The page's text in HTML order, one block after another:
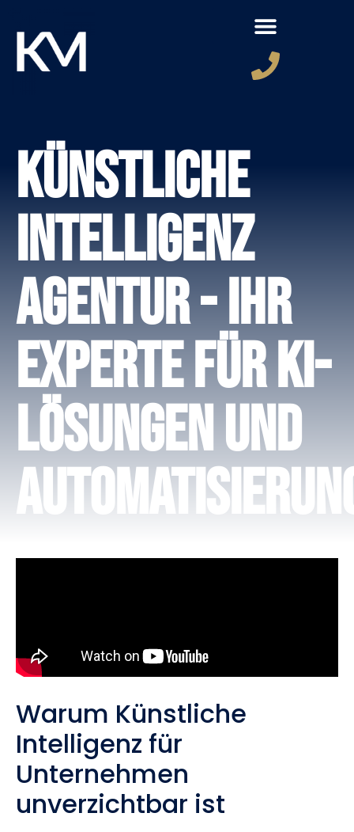
Künstliche
Intelligenz
Agentur - Ihr
Experte für KI-
Lösungen und
Warum Künstliche
Intelligenz für
Unternehmen
unverzichtbar ist